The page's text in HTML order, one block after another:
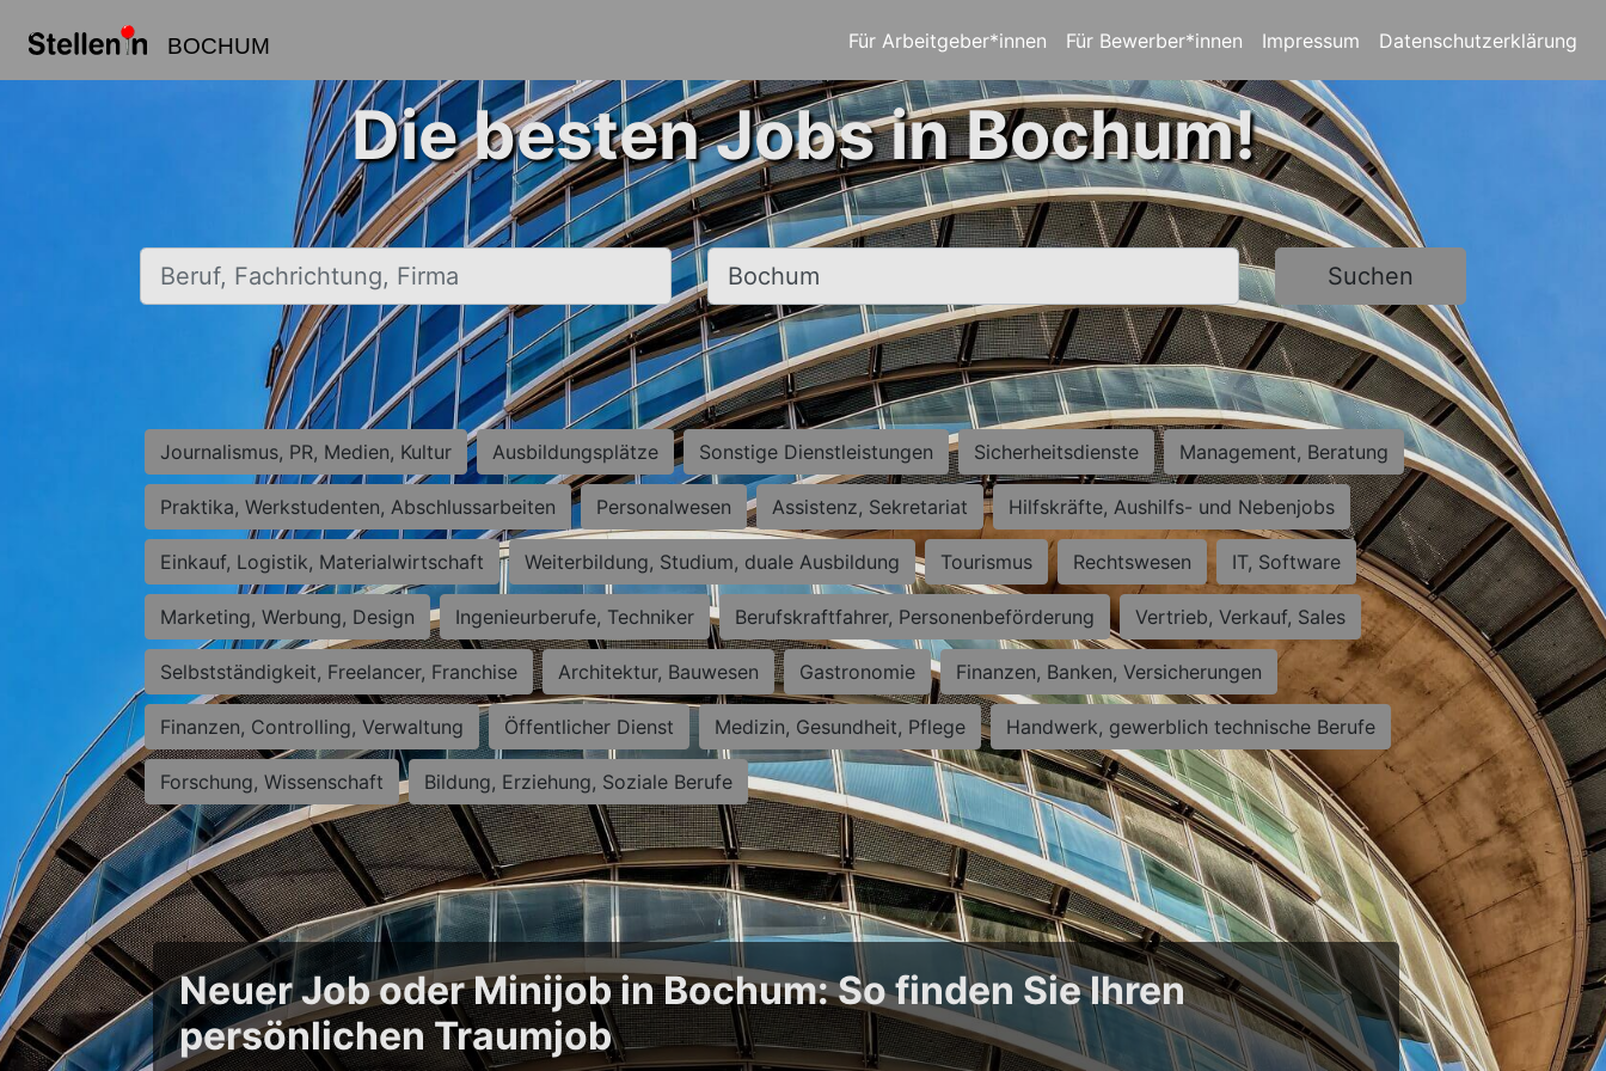
BOCHUM Für Arbeitgeber*innen Für Bewerber*innen Impressum Datenschutzerklärung
Die besten Jobs in Bochum!
Beruf, Fachrichtung, Firma Ort, Stadt Suchen
Journalismus, PR, Medien, Kultur Ausbildungsplätze Sonstige Dienstleistungen Sicherheitsdienste Management, Beratung
Praktika, Werkstudenten, Abschlussarbeiten Personalwesen Assistenz, Sekretariat Hilfskräfte, Aushilfs- und Nebenjobs
Einkauf, Logistik, Materialwirtschaft Weiterbildung, Studium, duale Ausbildung Tourismus Rechtswesen IT, Software
Marketing, Werbung, Design Ingenieurberufe, Techniker Berufskraftfahrer, Personenbeförderung Vertrieb, Verkauf, Sales
Selbstständigkeit, Freelancer, Franchise Architektur, Bauwesen Gastronomie Finanzen, Banken, Versicherungen
Finanzen, Controlling, Verwaltung Öffentlicher Dienst Medizin, Gesundheit, Pflege Handwerk, gewerblich technische Berufe
Forschung, Wissenschaft Bildung, Erziehung, Soziale Berufe
Neuer Job oder Minijob in Bochum: So finden Sie Ihren
persönlichen Traumjob